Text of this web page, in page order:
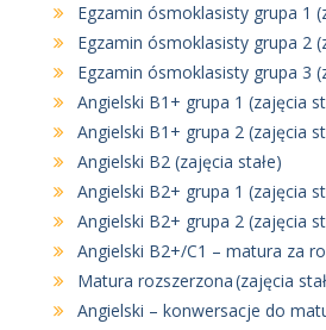
Egzamin ósmoklasisty grupa 1
Egzamin ósmoklasisty grupa 2
Egzamin ósmoklasisty grupa 3
Angielski B1+ grupa 1 (zajęcia
Angielski B1+ grupa 2 (zajęcia
Angielski B2 (zajęcia stałe)
Angielski B2+ grupa 1 (zajęcia
Angielski B2+ grupa 2 (zajęcia
Angielski B2+/C1 – matura za
Matura rozszerzona (zajęcia
Angielski – konwersacje do